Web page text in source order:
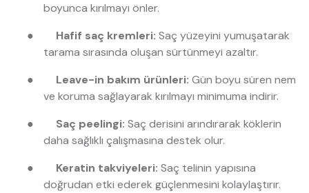
boyunca kırılmayı önler.
●
Hafif saç kremleri: Saç yüzeyini yumuşatarak
tarama sırasında oluşan sürtünmeyi azaltır.
●
Leave-in bakım ürünleri: Gün boyu süren nem
ve koruma sağlayarak kırılmayı minimuma indirir.
●
Saç peelingi: Saç derisini arındırarak köklerin
daha sağlıklı çalışmasına destek olur.
●
Keratin takviyeleri: Saç telinin yapısına
doğrudan etki ederek güçlenmesini kolaylaştırır.